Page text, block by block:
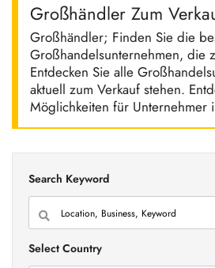
Großhändler Zum
Großhändler; Finden Sie die
Großhandelsunternehmen, die
Entdecken Sie alle
aktuell zum Verkauf stehen.
Möglichkeiten für Unternehmer
Search Keyword
Select Country